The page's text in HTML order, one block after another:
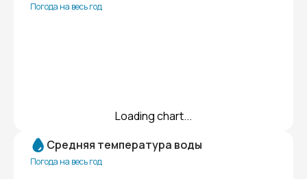
Погода на весь год
Loading chart...
Средняя температура воды
Погода на весь год